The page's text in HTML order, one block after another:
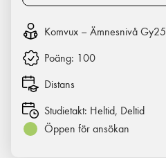
Komvux – Ämnesnivå Gy25
Poäng: 100
Distans
Studietakt: Heltid, Deltid
Öppen för ansökan